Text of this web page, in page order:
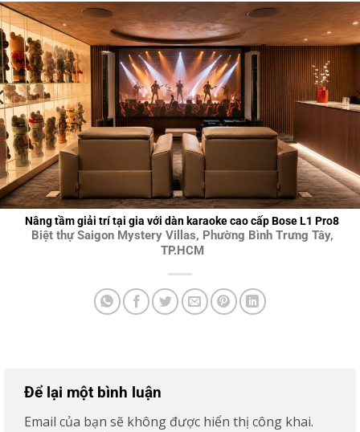
Nâng tầm giải trí tại gia với dàn karaoke cao cấp Bose L1 Pro8
Biệt thự Saigon Mystery Villas, Phường Bình Trưng Tây,
TP.HCM
Để lại một bình luận
Email của bạn sẽ không được hiển thị công khai.